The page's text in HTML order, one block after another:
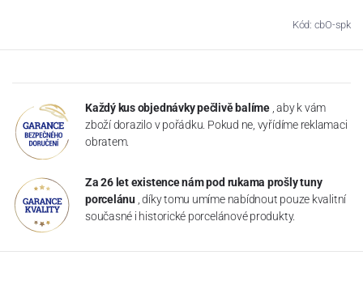
Kód: cbO-spk
Každý kus objednávky pečlivě balíme , aby k vám
zboží dorazilo v pořádku. Pokud ne, vyřídíme reklamaci
obratem.
Za 26 let existence nám pod rukama prošly tuny
porcelánu , díky tomu umíme nabídnout pouze kvalitní
současné i historické porcelánové produkty.